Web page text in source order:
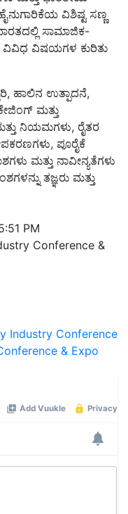
ವಿಶಿಷ್ಟ ಸಣ್ಣ
ಸಾಮಾಜಿಕ-
ವಿವಿಧ ವಿಷಯಗಳ ಕುರಿತು
ಹಾಲಿನ ಉತ್ಪಾದನೆ,
ಮತ್ತು
ನಿಯಮಗಳು, ರೈತರ
ಪೂರೈಕೆ
ಮತ್ತು ನಾವೀನ್ಯತೆಗಳು
ತಜ್ಞರು ಮತ್ತು
PM
Conference &
Industry Conference
& Expo